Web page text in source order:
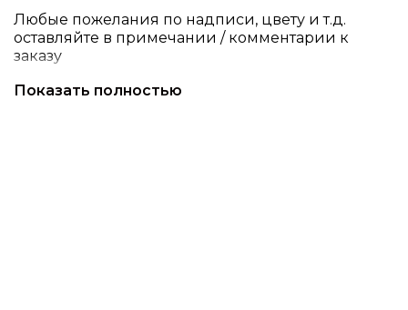
Любые пожелания по надписи, цвету и т.д.
оставляйте в примечании / комментарии к
заказу
13 шт.
Показать полностью